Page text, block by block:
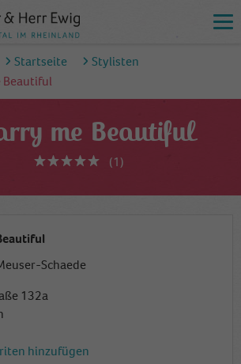
Startseite
Stylisten
Beautiful
me Beautiful
(1)
Schaede
132a
hinzufügen